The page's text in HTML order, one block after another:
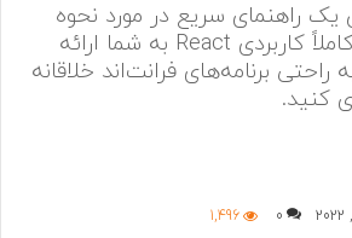
یک راهنمای سریع در مورد نحوه
توسعه یک برنامه کاملاً کاربردی React به شما ارائه
راحتی برنامه‌های فرانت‌اند خلاقانه
کنید.
0
1,496